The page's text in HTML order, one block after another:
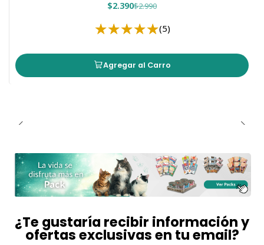
$2.390$2.990
(5)
Agregar al Carro
¿Te gustaría recibir información y
ofertas exclusivas en tu email?